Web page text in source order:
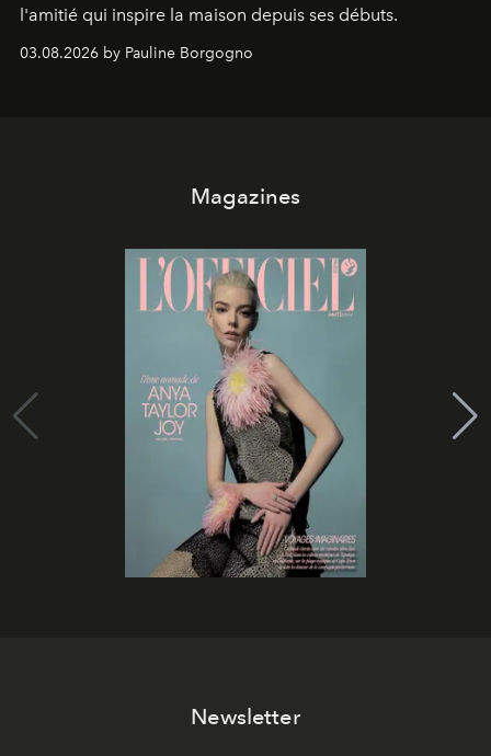
l'amitié qui inspire la maison depuis ses débuts.
03.08.2026 by Pauline Borgogno
Magazines
Newsletter